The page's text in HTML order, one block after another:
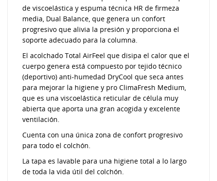
de viscoelástica y espuma técnica HR de firmeza
media, Dual Balance, que genera un confort
progresivo que alivia la presión y proporciona el
soporte adecuado para la columna.
El acolchado Total AirFeel que disipa el calor que el
cuerpo genera está compuesto por tejido técnico
(deportivo) anti-humedad DryCool que seca antes
para mejorar la higiene y pro ClimaFresh Medium,
que es una viscoelástica reticular de célula muy
abierta que aporta una gran acogida y excelente
ventilación.
Cuenta con una única zona de confort progresivo
para todo el colchón.
La tapa es lavable para una higiene total a lo largo
de toda la vida útil del colchón.